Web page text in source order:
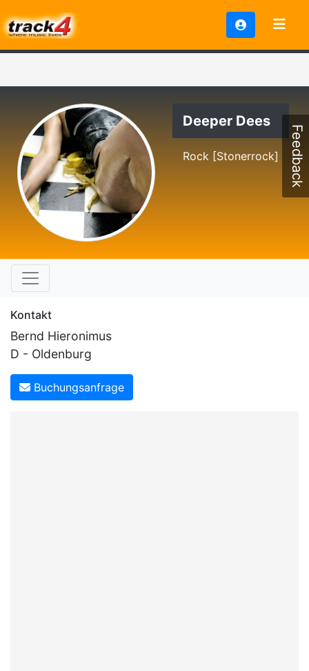
Deeper Dees
Rock [Stonerrock]
Kontakt
Bernd Hieronimus
D - Oldenburg
Buchungsanfrage
Feedback